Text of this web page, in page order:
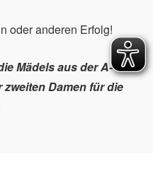
oder anderen Erfolg!
Mädels aus der A-
Damen für die